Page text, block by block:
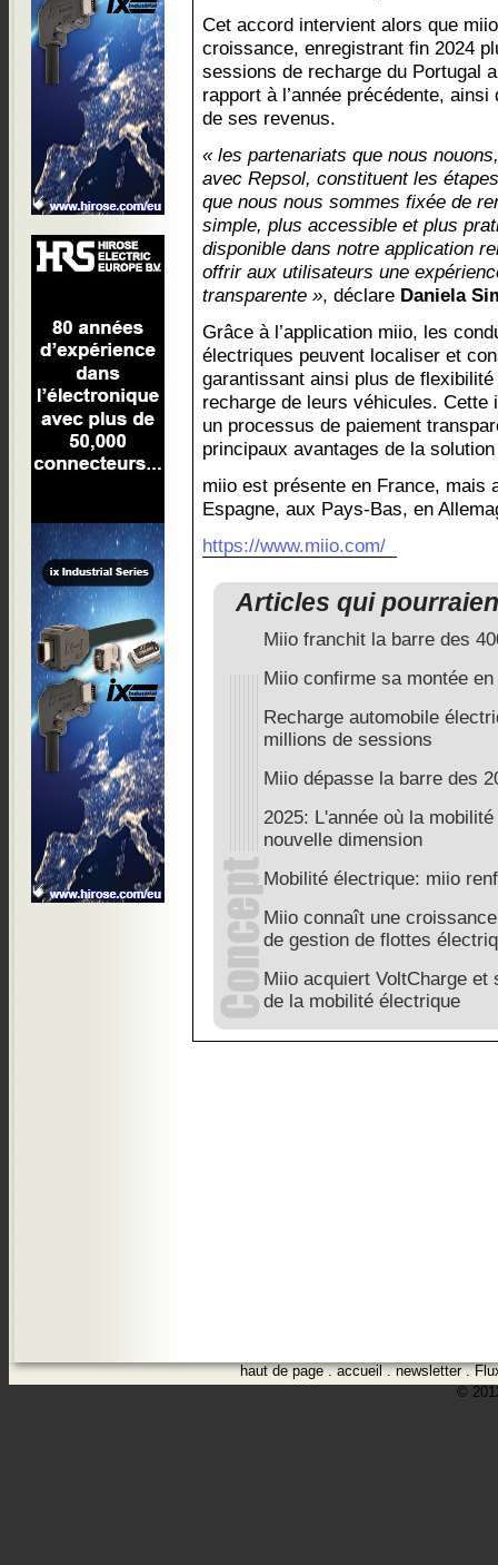
Cet accord intervient alors que
croissance, enregistrant fin 2024
sessions de recharge du Portugal
rapport à l’année précédente, ainsi
de ses revenus.
« les partenariats que nous
avec Repsol, constituent les
que nous nous sommes fixée de
simple, plus accessible et plus
disponible dans notre application
offrir aux utilisateurs une
transparente », déclare Daniela
Grâce à l’application miio, les
électriques peuvent localiser et
garantissant ainsi plus de
recharge de leurs véhicules. Cette
un processus de paiement
principaux avantages de la
miio est présente en France, mais
Espagne, aux Pays-Bas, en
https://www.miio.com/
Articles qui
Miio franchit la barre des
Miio confirme sa montée
Recharge automobile
millions de sessions
Miio dépasse la barre des
2025: L'année où la
nouvelle dimension
Mobilité électrique: miio
Miio connaît une
de gestion de flottes
Miio acquiert VoltCharge
de la mobilité électrique
haut de page.accueil.newsletter.
©